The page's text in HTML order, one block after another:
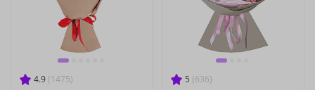
4.9 (1475) 5 (636)